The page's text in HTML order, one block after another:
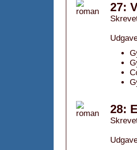
27:
28: